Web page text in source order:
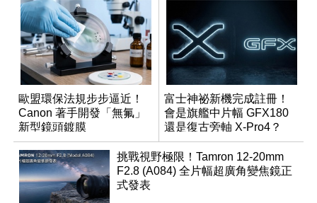
歐盟環保法規步步逼近！
Canon 著手開發「無氟」
新型鏡頭鍍膜
富士神祕新機完成註冊！
會是旗艦中片幅 GFX180
還是復古旁軸 X-Pro4？
挑戰視野極限！Tamron 12-20mm
F2.8 (A084) 全片幅超廣角變焦鏡正
式發表